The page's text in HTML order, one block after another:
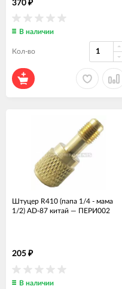
370 ₽
В наличии
Кол-во
Штуцер R410 (папа 1/4 - мама
1/2) AD-87 китай — ПЕРИ002
205 ₽
В наличии